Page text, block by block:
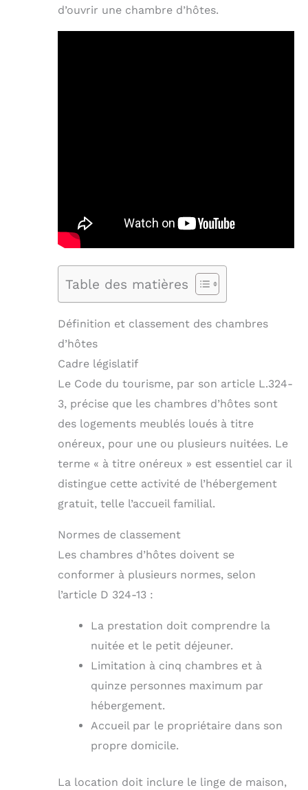
d’ouvrir une chambre d’hôtes.
Table des matières
Définition et classement des chambres
d’hôtes
Cadre législatif
Le Code du tourisme, par son article L.324-
3, précise que les chambres d’hôtes sont
des logements meublés loués à titre
onéreux, pour une ou plusieurs nuitées. Le
terme « à titre onéreux » est essentiel car il
distingue cette activité de l’hébergement
gratuit, telle l’accueil familial.
Normes de classement
Les chambres d’hôtes doivent se
conformer à plusieurs normes, selon
l’article D 324-13 :
La prestation doit comprendre la
nuitée et le petit déjeuner.
Limitation à cinq chambres et à
quinze personnes maximum par
hébergement.
Accueil par le propriétaire dans son
propre domicile.
La location doit inclure le linge de maison,